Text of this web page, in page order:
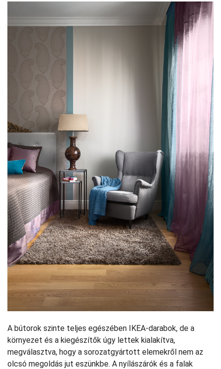
A bútorok szinte teljes egészében IKEA-darabok, de a
környezet és a kiegészítők úgy lettek kialakítva,
megválasztva, hogy a sorozatgyártott elemekről nem az
olcsó megoldás jut eszünkbe. A nyílászárók és a falak